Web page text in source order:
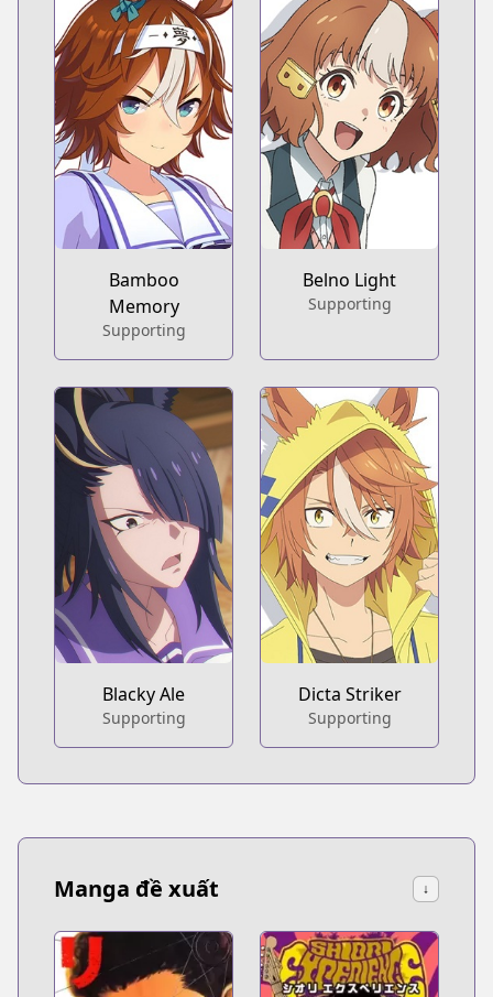
Bamboo
Memory
Supporting
Belno Light
Supporting
Blacky Ale
Supporting
Dicta Striker
Supporting
Manga đề xuất ↓